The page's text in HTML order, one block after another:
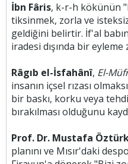
İbn Fâris, k-r-h kökünün
tiksinmek, zorla ve
geldiğini belirtir. İf'al
iradesi dışında bir
Râgıb el-İsfahânî, El-
insanın içsel rızası
bir baskı, korku veya
bırakılması olduğunu
Prof. Dr. Mustafa
planını ve Mısır'daki